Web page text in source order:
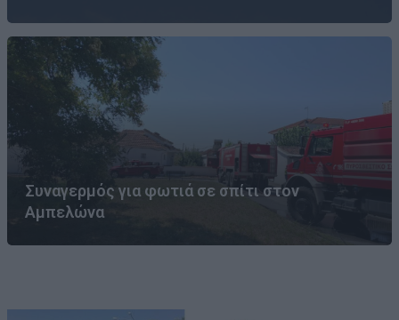
Συναγερμός για φωτιά σε σπίτι στον
Αμπελώνα